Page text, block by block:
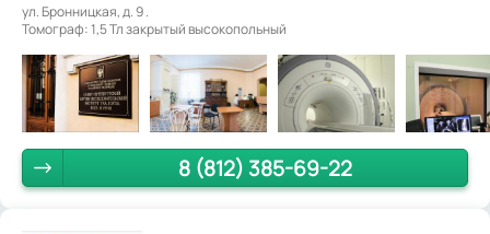
ул. Бронницкая, д. 9 .
Томограф: 1,5 Тл закрытый высокопольный
8 (812) 385-69-22